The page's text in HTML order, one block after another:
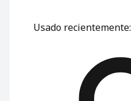
Usado recientemente: